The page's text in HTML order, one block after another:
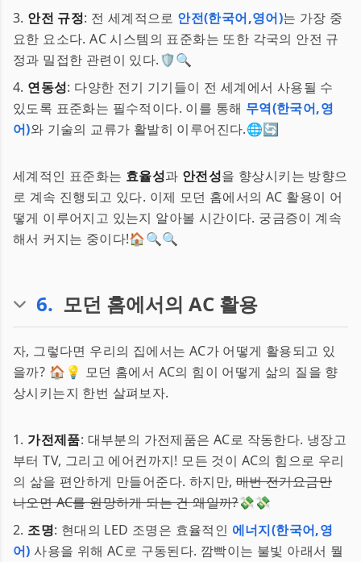
3. 안전 규정: 전 세계적으로 안전(한국어,영어)는 가장 중
요한 요소다. AC 시스템의 표준화는 또한 각국의 안전 규
정과 밀접한 관련이 있다.🛡️🔍
4. 연동성: 다양한 전기 기기들이 전 세계에서 사용될 수
있도록 표준화는 필수적이다. 이를 통해 무역(한국어,영
어)와 기술의 교류가 활발히 이루어진다.🌐🔄
세계적인 표준화는 효율성과 안전성을 향상시키는 방향으
로 계속 진행되고 있다. 이제 모던 홈에서의 AC 활용이 어
떻게 이루어지고 있는지 알아볼 시간이다. 궁금증이 계속
해서 커지는 중이다!🏠🔍🔍
6. 모던 홈에서의 AC 활용
자, 그렇다면 우리의 집에서는 AC가 어떻게 활용되고 있
을까? 🏠💡 모던 홈에서 AC의 힘이 어떻게 삶의 질을 향
상시키는지 한번 살펴보자.
1. 가전제품: 대부분의 가전제품은 AC로 작동한다. 냉장고
부터 TV, 그리고 에어컨까지! 모든 것이 AC의 힘으로 우리
의 삶을 편안하게 만들어준다. 하지만,매번 전기요금만
나오면 AC를 원망하게 되는 건 왜일까?💸💸
2. 조명: 현대의 LED 조명은 효율적인 에너지(한국어,영
어) 사용을 위해 AC로 구동된다. 깜빡이는 불빛 아래서 뭘